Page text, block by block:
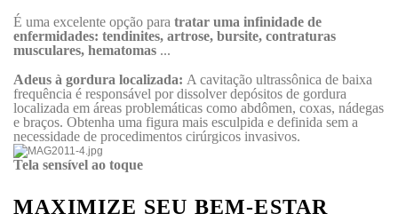
É uma excelente opção para tratar uma infinidade de
enfermidades: tendinites, artrose, bursite, contraturas
musculares, hematomas ...
Adeus à gordura localizada: A cavitação ultrassônica de baixa
frequência é responsável por dissolver depósitos de gordura
localizada em áreas problemáticas como abdômen, coxas, nádegas
e braços. Obtenha uma figura mais esculpida e definida sem a
necessidade de procedimentos cirúrgicos invasivos.
Tela sensível ao toque
MAXIMIZE SEU BEM-ESTAR